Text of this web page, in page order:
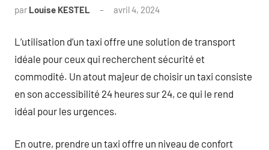
par Louise KESTEL avril 4, 2024
L’utilisation d’un taxi offre une solution de transport
idéale pour ceux qui recherchent sécurité et
commodité. Un atout majeur de choisir un taxi consiste
en son accessibilité 24 heures sur 24, ce qui le rend
idéal pour les urgences.
En outre, prendre un taxi offre un niveau de confort